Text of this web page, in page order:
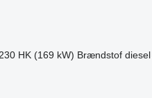
230 HK (169 kW) Brændstof diesel